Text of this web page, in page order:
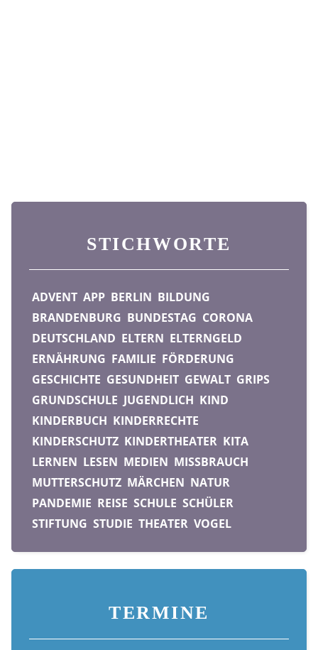
STICHWORTE
ADVENT APP BERLIN BILDUNG
BRANDENBURG BUNDESTAG CORONA
DEUTSCHLAND ELTERN ELTERNGELD
ERNÄHRUNG FAMILIE FÖRDERUNG
GESCHICHTE GESUNDHEIT GEWALT GRIPS
GRUNDSCHULE JUGENDLICH KIND
KINDERBUCH KINDERRECHTE
KINDERSCHUTZ KINDERTHEATER KITA
LERNEN LESEN MEDIEN MISSBRAUCH
MUTTERSCHUTZ MÄRCHEN NATUR
PANDEMIE REISE SCHULE SCHÜLER
STIFTUNG STUDIE THEATER VOGEL
TERMINE